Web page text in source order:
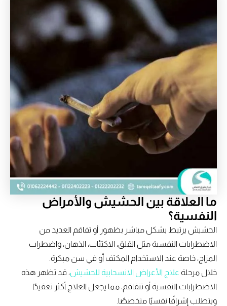
ما العلاقة بين الحشيش والأمراض
النفسية؟
الحشيش يرتبط بشكل مباشر بظهور أو تفاقم العديد من
الاضطرابات النفسية مثل القلق، الاكتئاب، الذهان، واضطراب
المزاج، خاصة عند الاستخدام المكثف أو في سن مبكرة.
خلال مرحلةعلاج الأعراض الانسحابية للحشيش ، قد تظهر هذه
الاضطرابات النفسية أو تتفاقم، مما يجعل العلاج أكثر تعقيدًا
ويتطلب إشرافًا نفسيًا متخصصًا.